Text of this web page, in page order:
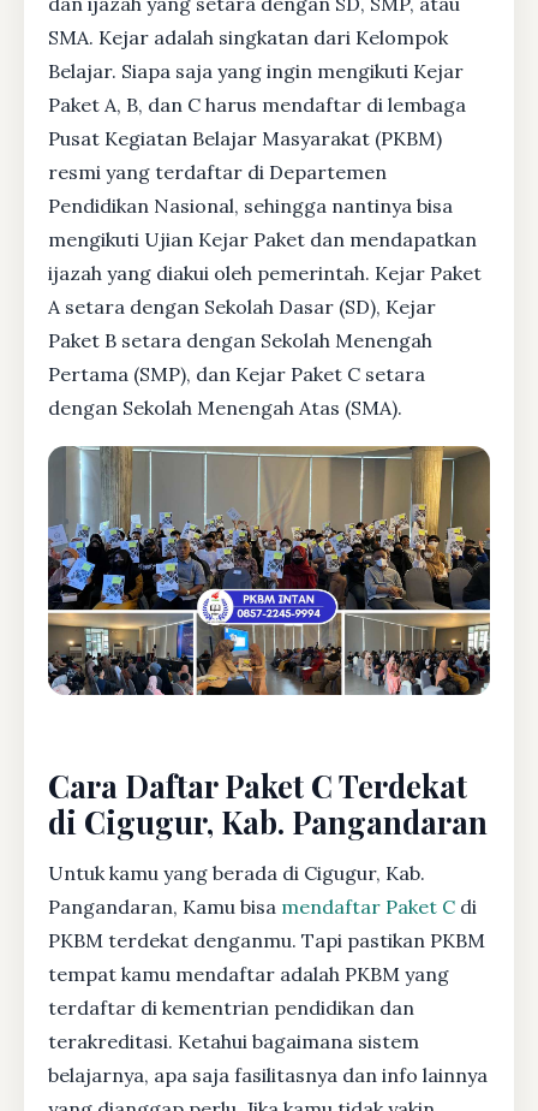
SMA. Kejar adalah singkatan dari Kelompok
Belajar. Siapa saja yang ingin mengikuti Kejar
Paket A, B, dan C harus mendaftar di lembaga
Pusat Kegiatan Belajar Masyarakat (PKBM)
resmi yang terdaftar di Departemen
Pendidikan Nasional, sehingga nantinya bisa
mengikuti Ujian Kejar Paket dan mendapatkan
ijazah yang diakui oleh pemerintah. Kejar Paket
A setara dengan Sekolah Dasar (SD), Kejar
Paket B setara dengan Sekolah Menengah
Pertama (SMP), dan Kejar Paket C setara
dengan Sekolah Menengah Atas (SMA).
Cara Daftar Paket C Terdekat
di Cigugur, Kab. Pangandaran
Untuk kamu yang berada di Cigugur, Kab.
Pangandaran, Kamu bisa mendaftar Paket C di
PKBM terdekat denganmu. Tapi pastikan PKBM
tempat kamu mendaftar adalah PKBM yang
terdaftar di kementrian pendidikan dan
terakreditasi. Ketahui bagaimana sistem
belajarnya, apa saja fasilitasnya dan info lainnya